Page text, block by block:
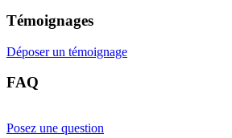
Témoignages
Déposer un témoignage
FAQ
Posez une question